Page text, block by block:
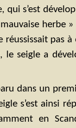
qui s’est
herbe
pas à
seigle a
dans un
s’est ainsi
en